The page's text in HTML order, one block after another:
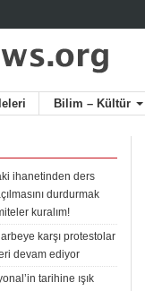
Bilim – Kültür
ihanetinden ders
durdurmak
kuralım!
karşı protestolar
devam ediyor
tarihine ışık